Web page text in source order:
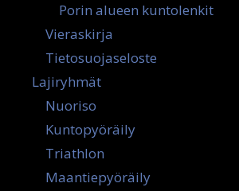
Porin alueen kuntolenkit
Vieraskirja
Tietosuojaseloste
Lajiryhmät
Nuoriso
Kuntopyöräily
Triathlon
Maantiepyöräily